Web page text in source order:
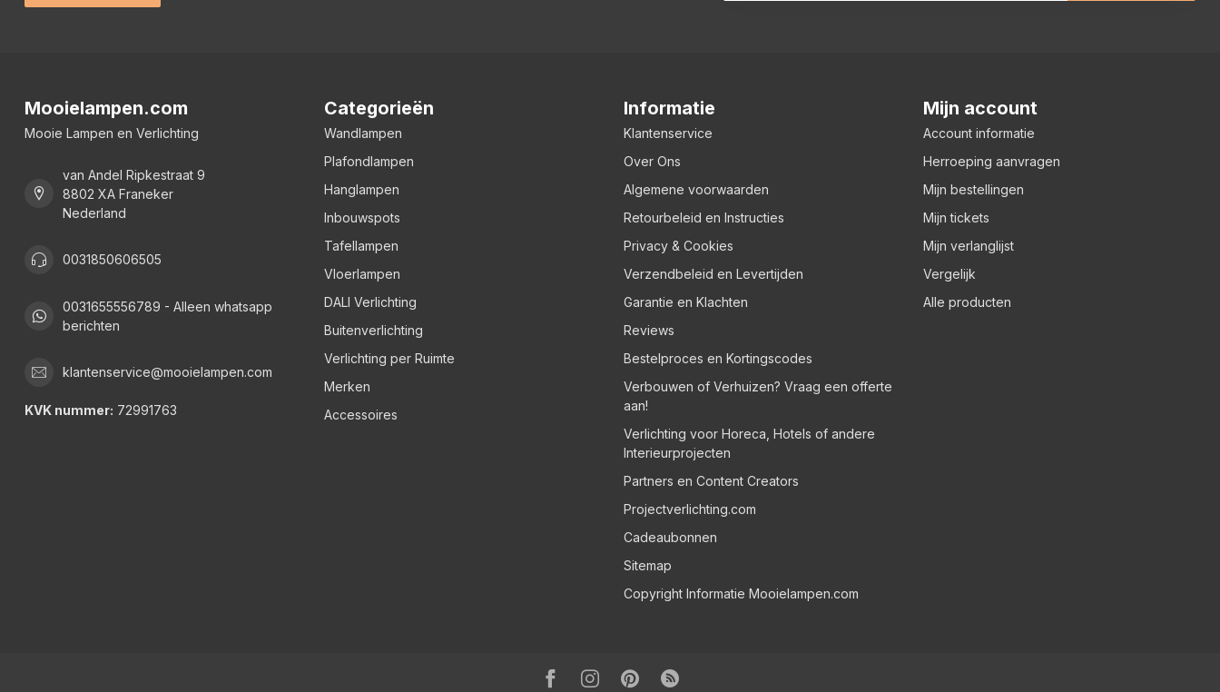
Mooielampen.com
Mooie Lampen en Verlichting
van Andel Ripkestraat 9
8802 XA Franeker
Nederland
0031850606505
0031655556789 - Alleen whatsapp
berichten
klantenservice@mooielampen.com
KVK nummer: 72991763
Categorieën
Wandlampen
Plafondlampen
Hanglampen
Inbouwspots
Tafellampen
Vloerlampen
DALI Verlichting
Buitenverlichting
Verlichting per Ruimte
Merken
Accessoires
Informatie
Klantenservice
Over Ons
Algemene voorwaarden
Retourbeleid en Instructies
Privacy & Cookies
Verzendbeleid en Levertijden
Garantie en Klachten
Reviews
Bestelproces en Kortingscodes
Verbouwen of Verhuizen? Vraag een offerte
aan!
Verlichting voor Horeca, Hotels of andere
Interieurprojecten
Partners en Content Creators
Projectverlichting.com
Cadeaubonnen
Sitemap
Copyright Informatie Mooielampen.com
Mijn account
Account informatie
Herroeping aanvragen
Mijn bestellingen
Mijn tickets
Mijn verlanglijst
Vergelijk
Alle producten